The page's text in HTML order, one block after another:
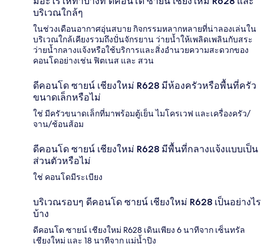
บริเวณใกล้ๆ
ในช่วงเดือนอากาศอุ่นสบาย กิจกรรมหลากหลายที่น่าลองเล่นใน
บริเวณใกล้เคียงรวมถึงปั่นจักรยาน ว่ายน้ำให้เพลิดเพลินกับสระ
ว่ายน้ำกลางแจ้งหรือใช้บริการและสิ่งอำนวยความสะดวกของ
คอนโดอย่างเช่น ฟิตเนส และ สวน
ดีคอนโด ซายน์ เชียงใหม่ R628 มีห้องครัวหรือพื้นที่ครัว
ขนาดเล็กหรือไม่
ใช่ มีครัวขนาดเล็กที่มาพร้อมตู้เย็น ไมโครเวฟ และเครื่องครัว/
จาน/ช้อนส้อม
ดีคอนโด ซายน์ เชียงใหม่ R628 มีพื้นที่กลางแจ้งแบบเป็น
ส่วนตัวหรือไม่
ใช่ คอนโดมีระเบียง
บริเวณรอบๆ ดีคอนโด ซายน์ เชียงใหม่ R628 เป็นอย่างไร
บ้าง
ดีคอนโด ซายน์ เชียงใหม่ R628 เดินเพียง 6 นาทีจาก เซ็นทรัล
เชียงใหม่ และ 18 นาทีจาก แม่น้ำปิง